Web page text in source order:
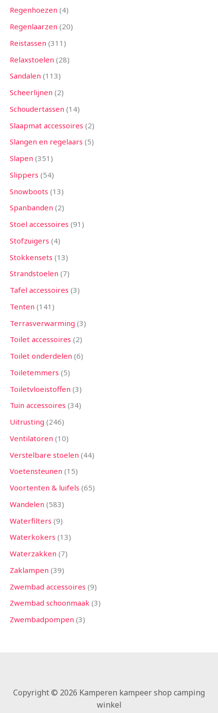
Regenhoezen 4
Regenlaarzen 20
Reistassen 311
Relaxstoelen 28
Sandalen 113
Scheerlijnen 2
Schoudertassen 14
Slaapmat accessoires 2
Slangen en regelaars 5
Slapen 351
Slippers 54
Snowboots 13
Spanbanden 2
Stoel accessoires 91
Stofzuigers 4
Stokkensets 13
Strandstoelen 7
Tafel accessoires 3
Tenten 141
Terrasverwarming 3
Toilet accessoires 2
Toilet onderdelen 6
Toiletemmers 5
Toiletvloeistoffen 3
Tuin accessoires 34
Uitrusting 246
Ventilatoren 10
Verstelbare stoelen 44
Voetensteunen 15
Voortenten & luifels 65
Wandelen 583
Waterfilters 9
Waterkokers 13
Waterzakken 7
Zaklampen 39
Zwembad accessoires 9
Zwembad schoonmaak 3
Zwembadpompen 3
Copyright © 2026 Kamperen kampeer shop camping
winkel